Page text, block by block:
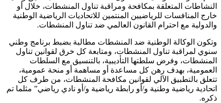
النشاطات المتعلقة بمكافحة ومراقبة تناول المنشطات، خلال أو
خارج المنافسات للرياضيين المنتمين للاتحاديات الرياضية الوطنية
والدولية مع احترام القانون العالمي ضد تناول المنشطات.
وتكون الوكالة الوطنية ضد المنشطات مطالبة بضبط برنامج وطني
سنوي لمراقبة تناول المنشطات، ومتابعة كل خرق لقوانين تناول
المنشطات، وفرض سلطتها التأديبية، بالتنسيق مع السلطات
العمومية، بهدف رهن كل مساعدة أو مساهمة أو منحة عمومية،
تتعلق بالتطبيق الآلي لقوانين مكافحة المنشطات، من طرف كل
اتحادية رياضية وطنية و/أو رابطة رياضية و/أو نادي رياضي” مثلما تم
ذكره.